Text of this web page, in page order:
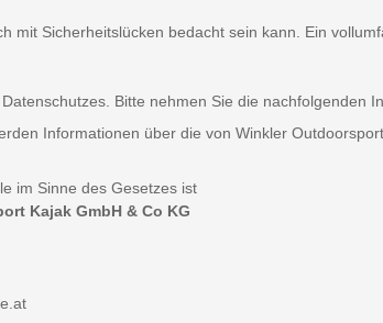
mit Sicherheitslücken bedacht sein kann. Ein
Bitte nehmen Sie die nachfolgenden
Informationen über die von Winkler
im Sinne des Gesetzes ist
Kajak GmbH & Co KG